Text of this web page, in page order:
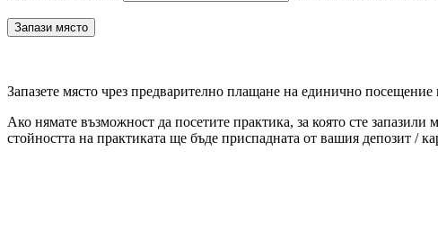
Запазете място чрез предварително плащане на единично
Ако нямате възможност да посетите практика, за която сте
стойността на практиката ще бъде приспадната от вашия депозит /